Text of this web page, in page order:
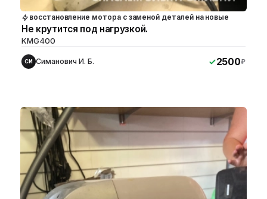
восстановление мотора с заменой деталей на новые
Не крутится под нагрузкой.
KMG400
СИ Симанович И. Б. 2500₽